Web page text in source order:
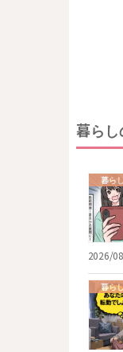
暮ら
暮らし
2026/
暮ら